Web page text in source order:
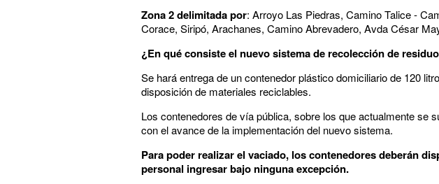
Zona 2 delimitada por: Arroyo Las Piedras, Camino Talice -
Corace, Siripó, Arachanes, Camino Abrevadero, Avda César
¿En qué consiste el nuevo sistema de recolección de
Se hará entrega de un contenedor plástico domiciliario de 120
disposición de materiales reciclables.
Los contenedores de vía pública, sobre los que actualmente se
con el avance de la implementación del nuevo sistema.
Para poder realizar el vaciado, los contenedores deberán
personal ingresar bajo ninguna excepción.